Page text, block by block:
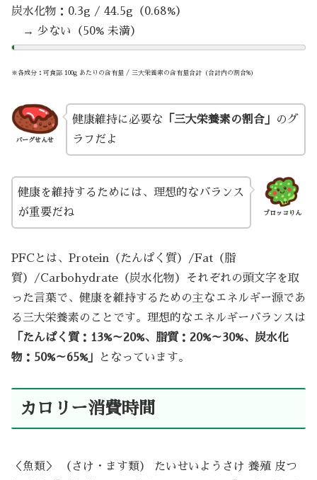
炭水化物：0.3g / 44.5g（0.68%）
→ 少ない（50% 未満）
※各成分：可食部 100g あたりの含有量 / 三大栄養素の含有量合計（合計内の割合%）
バーグせんせ
健康維持に必要な 「三大栄養素の割合」
のグ
ラフだよ
ブロッコりん
健康を維持するためには、理想的なバランス
が重要だね
PFCとは、Protein（たんぱく質）/Fat（脂
質）/Carbohydrate（炭水化物）それぞれの頭文字を取
った言葉で、健康を維持するための主なエネルギー源であ
る三大栄養素のことです。理想的なエネルギーバランスは
「たんぱく質：13%～20%、脂質：20%～30%、炭水化
物：50%～65%」
となっています。
カロリー消費時間
＜魚類＞ （さけ・ます類） たいせいようさけ 養殖 皮つ